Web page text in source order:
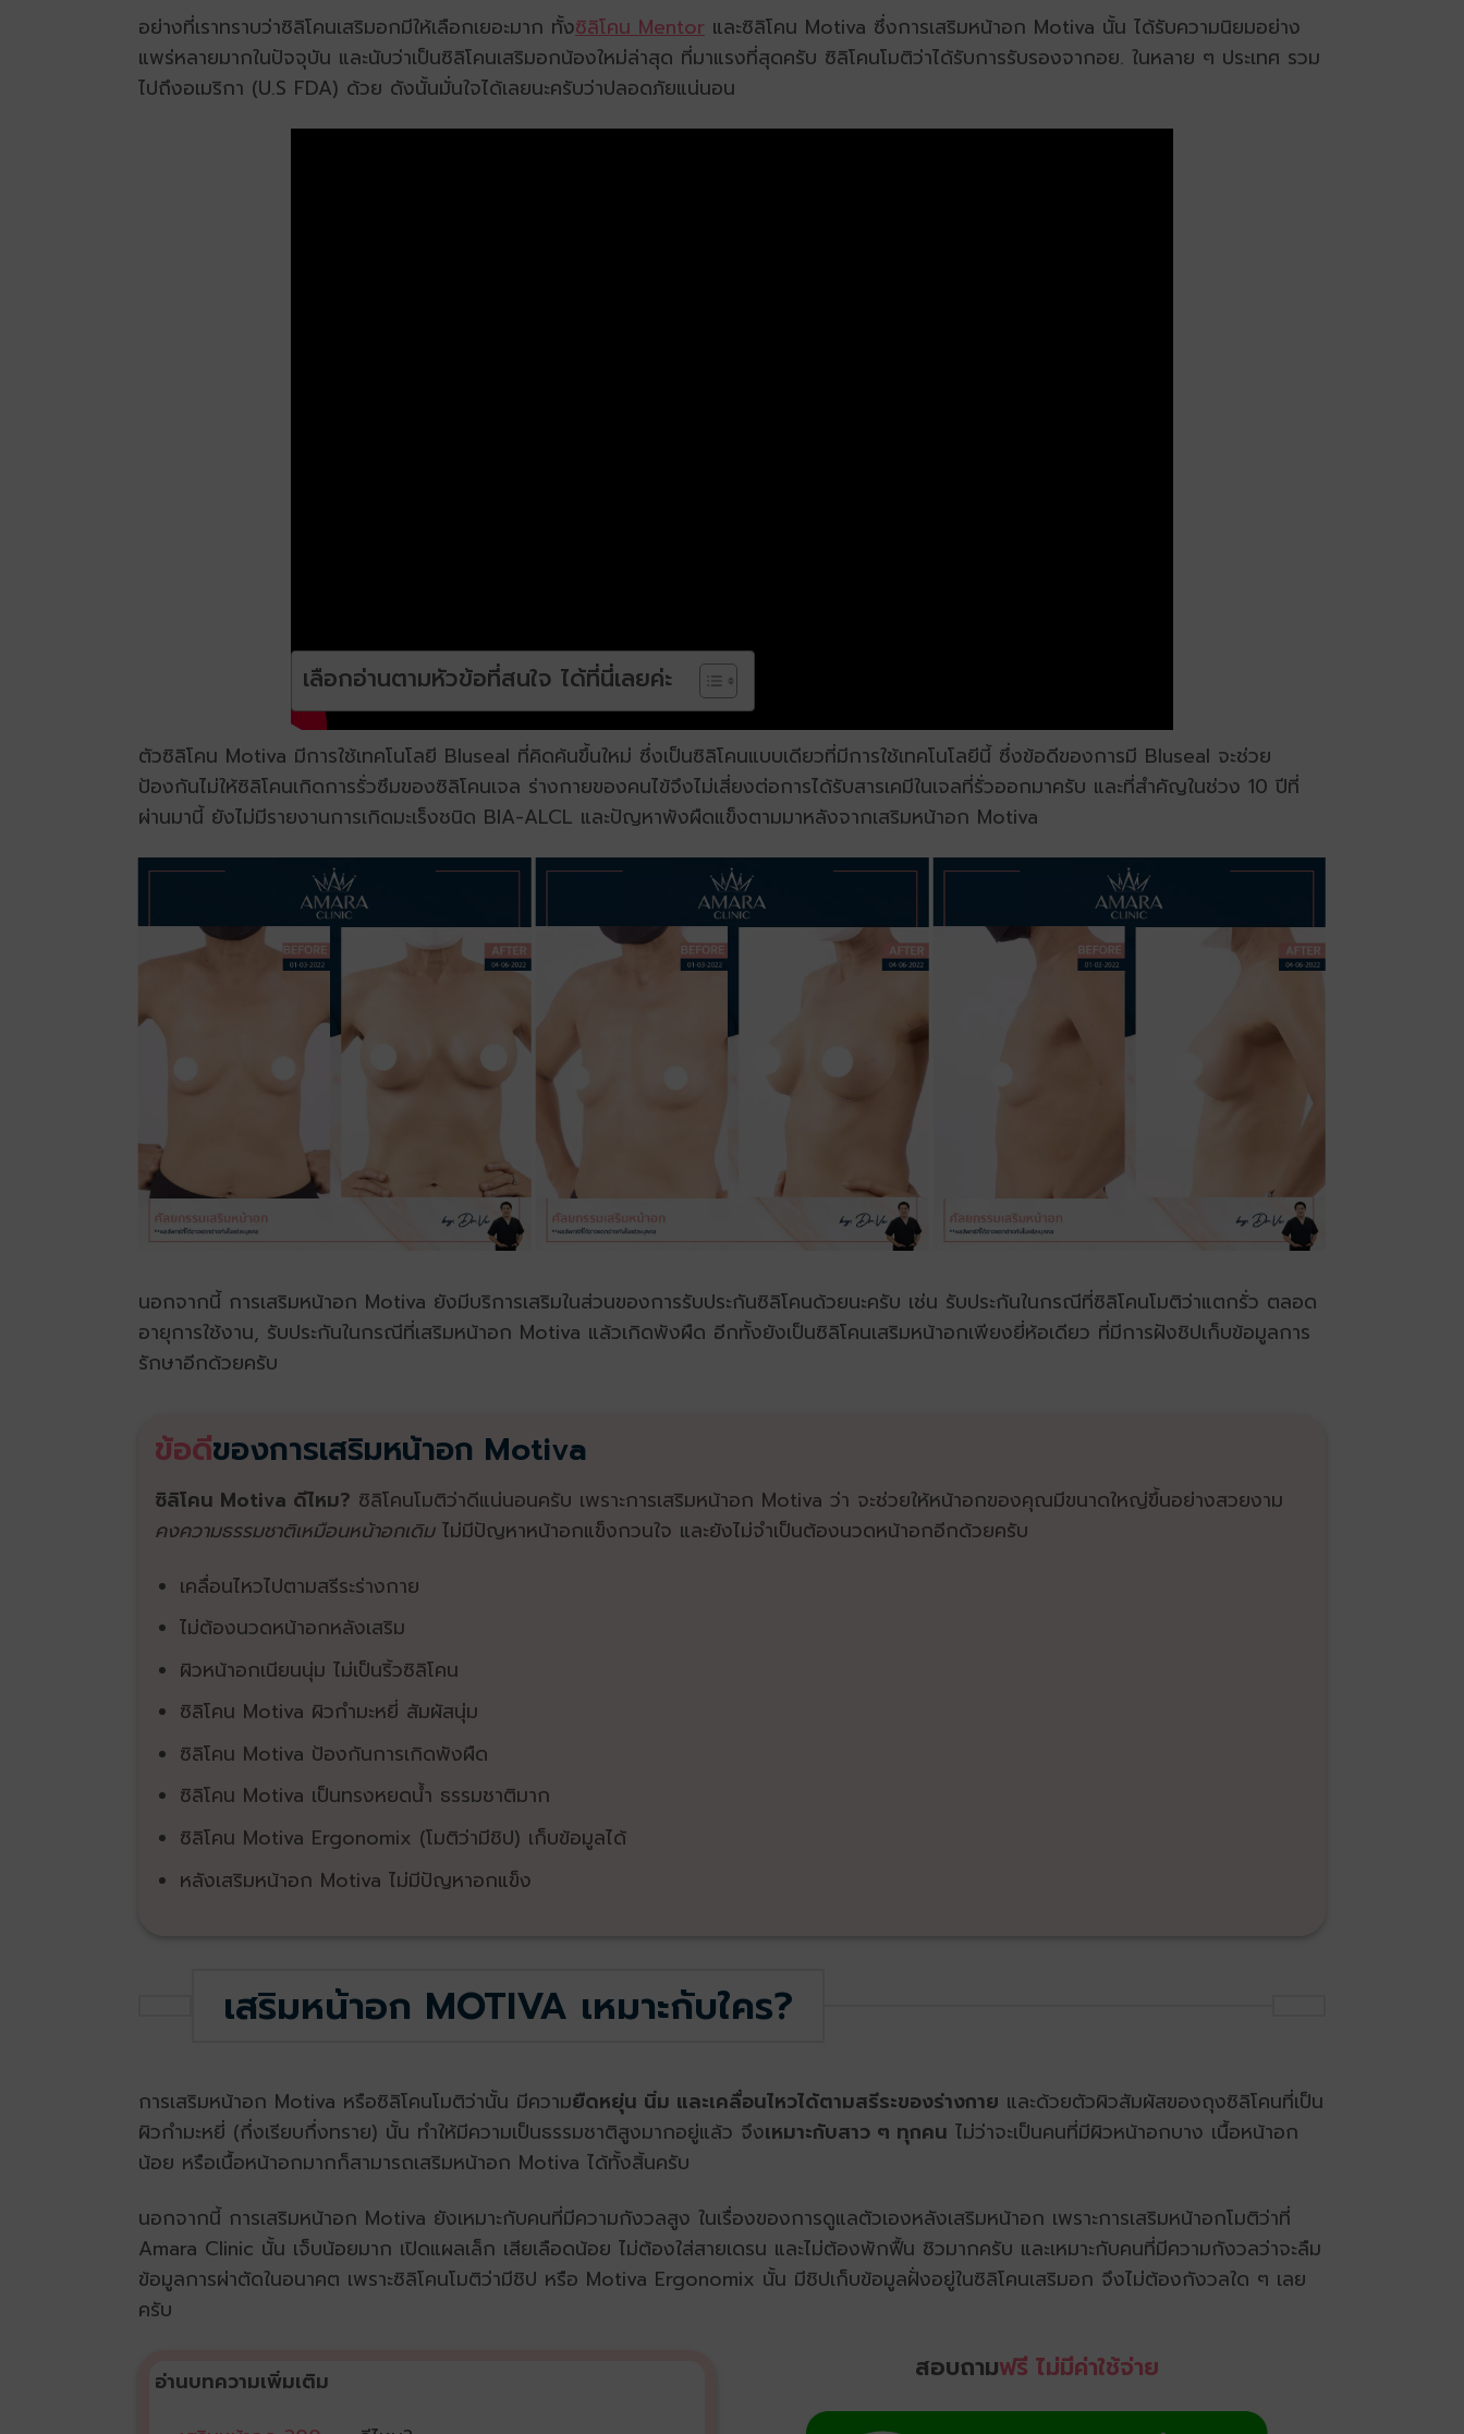
อย่างที่เราทราบว่าซิลิโคนเสริมอกมีให้เลือกเยอะมาก ทั้งซิลิโคน Mentor และซิลิโคน Motiva ซึ่งการเสริมหน้าอก Motiva นั้น ได้รับความนิยมอย่าง
แพร่หลายมากในปัจจุบัน และนับว่าเป็นซิลิโคนเสริมอกน้องใหม่ล่าสุด ที่มาแรงที่สุดครับ ซิลิโคนโมติว่าได้รับการรับรองจากอย. ในหลาย ๆ ประเทศ รวม
ไปถึงอเมริกา (U.S FDA) ด้วย ดังนั้นมั่นใจได้เลยนะครับว่าปลอดภัยแน่นอน
เลือกอ่านตามหัวข้อที่สนใจ ได้ที่นี่เลยค่ะ
ตัวซิลิโคน Motiva มีการใช้เทคโนโลยี Bluseal ที่คิดค้นขึ้นใหม่ ซึ่งเป็นซิลิโคนแบบเดียวที่มีการใช้เทคโนโลยีนี้ ซึ่งข้อดีของการมี Bluseal จะช่วย
ป้องกันไม่ให้ซิลิโคนเกิดการรั่วซึมของซิลิโคนเจล ร่างกายของคนไข้จึงไม่เสี่ยงต่อการได้รับสารเคมีในเจลที่รั่วออกมาครับ และที่สำคัญในช่วง 10 ปีที่
ผ่านมานี้ ยังไม่มีรายงานการเกิดมะเร็งชนิด BIA-ALCL และปัญหาพังผืดแข็งตามมาหลังจากเสริมหน้าอก Motiva
นอกจากนี้ การเสริมหน้าอก Motiva ยังมีบริการเสริมในส่วนของการรับประกันซิลิโคนด้วยนะครับ เช่น รับประกันในกรณีที่ซิลิโคนโมติว่าแตกรั่ว ตลอด
อายุการใช้งาน, รับประกันในกรณีที่เสริมหน้าอก Motiva แล้วเกิดพังผืด อีกทั้งยังเป็นซิลิโคนเสริมหน้าอกเพียงยี่ห้อเดียว ที่มีการฝังชิปเก็บข้อมูลการ
รักษาอีกด้วยครับ
ข้อดีของการเสริมหน้าอก Motiva
ซิลิโคน Motiva ดีไหม? ซิลิโคนโมติว่าดีแน่นอนครับ เพราะการเสริมหน้าอก Motiva ว่า จะช่วยให้หน้าอกของคุณมีขนาดใหญ่ขึ้นอย่างสวยงาม
คงความธรรมชาติเหมือนหน้าอกเดิมไม่มีปัญหาหน้าอกแข็งกวนใจ และยังไม่จำเป็นต้องนวดหน้าอกอีกด้วยครับ
เคลื่อนไหวไปตามสรีระร่างกาย
ไม่ต้องนวดหน้าอกหลังเสริม
ผิวหน้าอกเนียนนุ่ม ไม่เป็นริ้วซิลิโคน
ซิลิโคน​ Motiva ผิวกำมะหยี่ สัมผัสนุ่ม
ซิลิโคน​ Motiva ป้องกันการเกิดพังผืด
ซิลิโคน Motiva เป็นทรงหยดน้ำ ธรรมชาติมาก
ซิลิโคน Motiva Ergonomix (โมติว่ามีชิป) เก็บข้อมูลได้
หลังเสริมหน้าอก Motiva ไม่มีปัญหาอกแข็ง
เสริมหน้าอก MOTIVA เหมาะกับใคร?
การเสริมหน้าอก Motiva หรือซิลิโคนโมติว่านั้น มีความยืดหยุ่น นิ่ม และเคลื่อนไหวได้ตามสรีระของร่างกาย และด้วยตัวผิวสัมผัสของถุงซิลิโคนที่เป็น
ผิวกำมะหยี่ (กึ่งเรียบกึ่งทราย) นั้น ทำให้มีความเป็นธรรมชาติสูงมากอยู่แล้ว จึงเหมาะกับสาว ๆ ทุกคน ไม่ว่าจะเป็นคนที่มีผิวหน้าอกบาง เนื้อหน้าอก
น้อย หรือเนื้อหน้าอกมากก็สามารถเสริมหน้าอก Motiva ได้ทั้งสิ้นครับ
นอกจากนี้ การเสริมหน้าอก Motiva ยังเหมาะกับคนที่มีความกังวลสูง ในเรื่องของการดูแลตัวเองหลังเสริมหน้าอก เพราะการเสริมหน้าอกโมติว่าที่
Amara Clinic นั้น เจ็บน้อยมาก เปิดแผลเล็ก เสียเลือดน้อย ไม่ต้องใส่สายเดรน และไม่ต้องพักฟื้น ชิวมากครับ และเหมาะกับคนที่มีความกังวลว่าจะลืม
ข้อมูลการผ่าตัดในอนาคต เพราะซิลิโคนโมติว่ามีชิป หรือ Motiva Ergonomix นั้น มีชิปเก็บข้อมูลฝั่งอยู่ในซิลิโคนเสริมอก จึงไม่ต้องกังวลใด ๆ เลย
ครับ
อ่านบทความเพิ่มเติม
สอบถามฟรี ไม่มีค่าใช้จ่าย